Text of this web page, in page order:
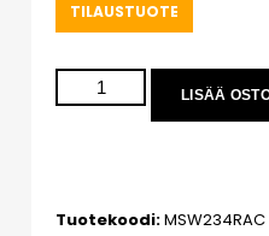
TILAUSTUOTE
LISÄÄ
Tuotekoodi:MSW234RAC